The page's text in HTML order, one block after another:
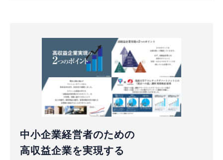
中小企業経営者のための
高収益企業を実現する